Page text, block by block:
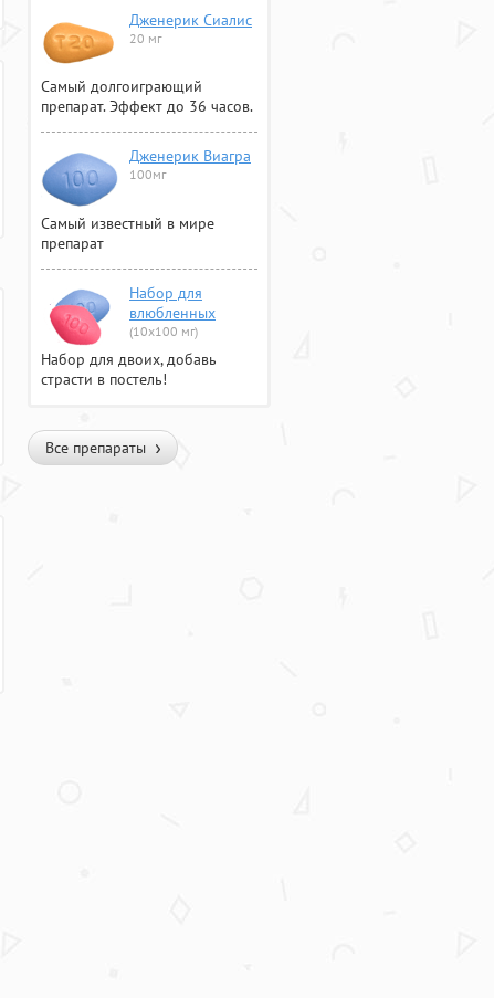
Дженерик Сиалис
20 мг
Самый долгоиграющий
препарат. Эффект до 36 часов.
Дженерик Виагра
100мг
Самый известный в мире
препарат
Набор для
влюбленных
(10х100 мг)
Набор для двоих, добавь
страсти в постель!
Все препараты